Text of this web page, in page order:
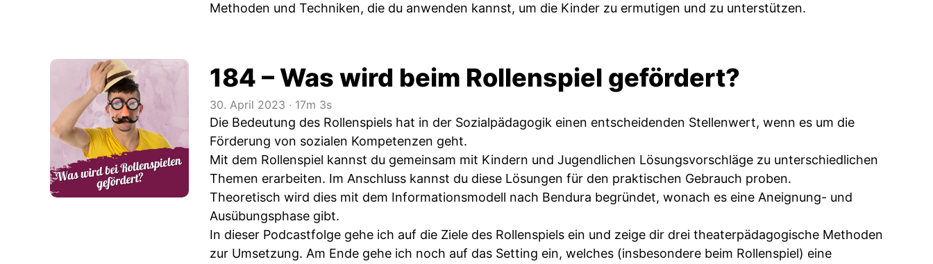
Methoden und Techniken, die du anwenden kannst, um die Kinder zu ermutigen und zu unterstützen.
184 – Was wird beim Rollenspiel gefördert?
30. April 2023 ‧ 17m 3s
Die Bedeutung des Rollenspiels hat in der Sozialpädagogik einen entscheidenden Stellenwert, wenn es um die
Förderung von sozialen Kompetenzen geht.
Mit dem Rollenspiel kannst du gemeinsam mit Kindern und Jugendlichen Lösungsvorschläge zu unterschiedlichen
Themen erarbeiten. Im Anschluss kannst du diese Lösungen für den praktischen Gebrauch proben.
Theoretisch wird dies mit dem Informationsmodell nach Bendura begründet, wonach es eine Aneignung- und
Ausübungsphase gibt.
In dieser Podcastfolge gehe ich auf die Ziele des Rollenspiels ein und zeige dir drei theaterpädagogische Methoden
zur Umsetzung. Am Ende gehe ich noch auf das Setting ein, welches (insbesondere beim Rollenspiel) eine